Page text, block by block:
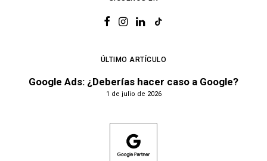
ÚLTIMO ARTÍCULO
Google Ads: ¿Deberías hacer caso a Google?
1 de julio de 2026